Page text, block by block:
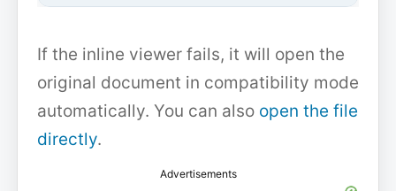
If the inline viewer fails, it will open the
original document in compatibility mode
automatically. You can also open the file
directly.
Advertisements